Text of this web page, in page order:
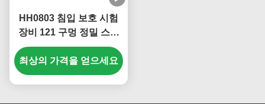
HH0803 침입 보호 시험
장비 121 구멍 정밀 스프
레이 10L/min 물 흐름
150Kpa 압력 IPX3 및
IPX4 준수 테스트
최상의 가격을 얻으세요